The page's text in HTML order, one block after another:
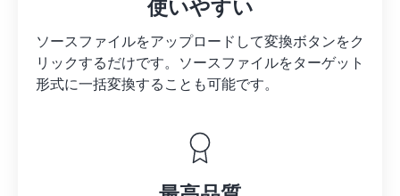
使いやすい
ソースファイルをアップロードして変換ボタンをク
リックするだけです。 ソースファイルをターゲット
形式に一括変換することも可能です。